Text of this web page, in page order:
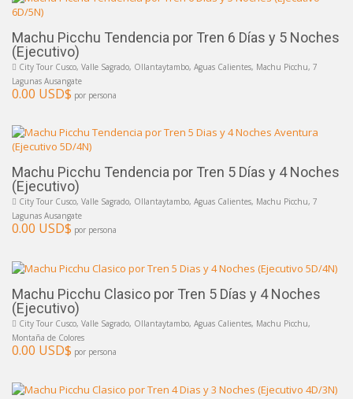
Machu Picchu Tendencia por Tren 6 Días y 5 Noches
(Ejecutivo)
City Tour Cusco, Valle Sagrado, Ollantaytambo, Aguas Calientes, Machu Picchu, 7
Lagunas Ausangate
0.00 USD$ por persona
Machu Picchu Tendencia por Tren 5 Días y 4 Noches
(Ejecutivo)
City Tour Cusco, Valle Sagrado, Ollantaytambo, Aguas Calientes, Machu Picchu, 7
Lagunas Ausangate
0.00 USD$ por persona
Machu Picchu Clasico por Tren 5 Días y 4 Noches
(Ejecutivo)
City Tour Cusco, Valle Sagrado, Ollantaytambo, Aguas Calientes, Machu Picchu,
Montaña de Colores
0.00 USD$ por persona